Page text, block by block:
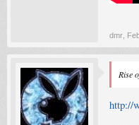
dmr
Rise
http://